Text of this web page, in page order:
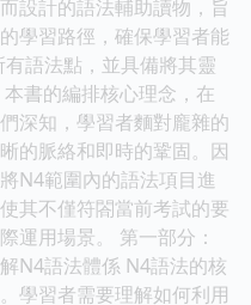
設計的語法輔助讀物，旨
學習路徑，確保學習者能
語法點，並具備將其靈
書的編排核心理念，在
深知，學習者麵對龐雜的
的脈絡和即時的鞏固。因
N4範圍內的語法項目進
其不僅符閤當前考試的要
運用場景。 第一部分：
N4語法體係 N4語法的核
學習者需要理解如何利用